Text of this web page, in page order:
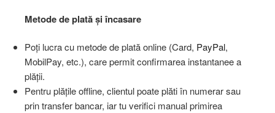
Metode de plată și încasare
Poți lucra cu metode de plată online (Card, PayPal,
MobilPay, etc.), care permit confirmarea instantanee a
plății.
Pentru plățile offline, clientul poate plăti în numerar sau
prin transfer bancar, iar tu verifici manual primirea